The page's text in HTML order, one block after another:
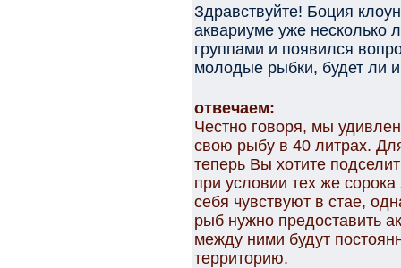
Здравствуйте! Боция
аквариуме уже несколько
группами и появился
молодые рыбки, будет ли
отвечаем:
Честно говоря, мы
свою рыбу в 40 литрах.
теперь Вы хотите
при условии тех же
себя чувствуют в стае,
рыб нужно предоставить
между ними будут
территорию.